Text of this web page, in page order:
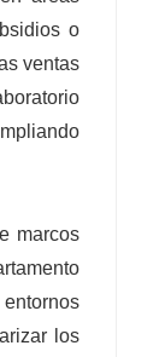
o
ventas
marcos
los